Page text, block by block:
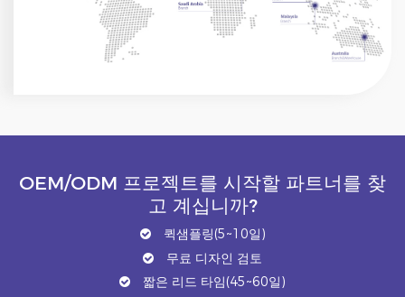
OEM/ODM 프로젝트를 시작할 파트너를 찾
고 계십니까?
퀵샘플링(5~10일)
무료 디자인 검토
짧은 리드 타임(45~60일)